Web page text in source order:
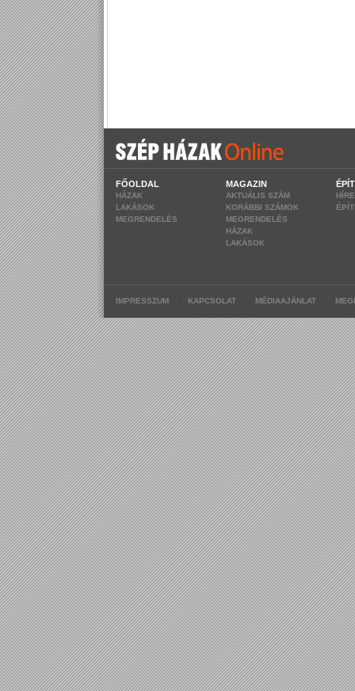
FŐOLDAL
HÁZAK
LAKÁSOK
MEGRENDELÉS
MAGAZIN
AKTUÁLIS SZÁM
KORÁBBI SZÁMOK
MEGRENDELÉS
HÁZAK
LAKÁSOK
IMPRESSZUM KAPCSOLAT MÉDIAAJÁNLAT